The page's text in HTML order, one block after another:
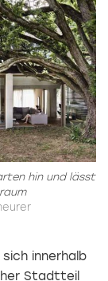
hin und lässt
innerhalb
Stadtteil